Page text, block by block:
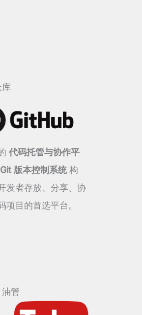
代码托管与协作平
Git 版本控制系统构
发者存放、分享、协
项目的首选平台。
管